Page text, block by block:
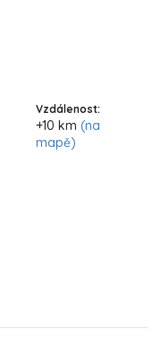
Vzdálenost:
+10 km(na
mapě)